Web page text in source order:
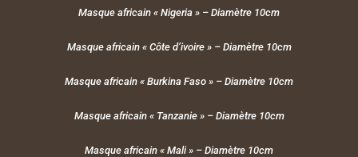
Masque africain « Nigeria » – Diamètre 10cm
Masque africain « Côte d’ivoire » – Diamètre 10cm
Masque africain « Burkina Faso » – Diamètre 10cm
Masque africain « Tanzanie » – Diamètre 10cm
Masque africain « Mali » – Diamètre 10cm